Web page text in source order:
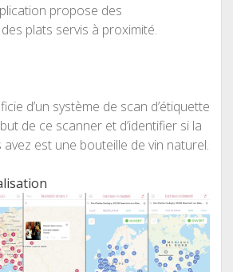
propose des
plats servis à proximité.
d’un système de scan d’étiquette
de ce scanner et d’identifier si la
est une bouteille de vin naturel.